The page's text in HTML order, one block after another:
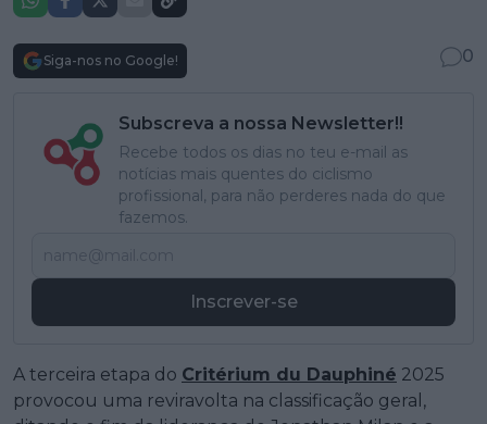
Siga-nos no Google! 0
Subscreva a nossa Newsletter!!
Recebe todos os dias no teu e-mail as
notícias mais quentes do ciclismo
profissional, para não perderes nada do que
fazemos.
Inscrever-se
A terceira etapa do Critérium du Dauphiné 2025
provocou uma reviravolta na classificação geral,